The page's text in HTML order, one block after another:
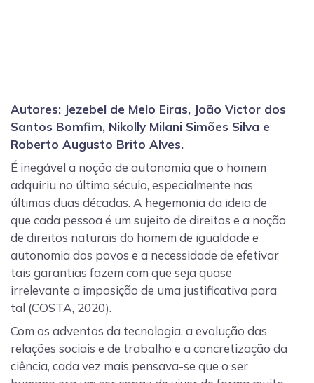
Autores: Jezebel de Melo Eiras, João Victor dos
Santos Bomfim, Nikolly Milani Simões Silva e
Roberto Augusto Brito Alves.
É inegável a noção de autonomia que o homem
adquiriu no último século, especialmente nas
últimas duas décadas. A hegemonia da ideia de
que cada pessoa é um sujeito de direitos e a noção
de direitos naturais do homem de igualdade e
autonomia dos povos e a necessidade de efetivar
tais garantias fazem com que seja quase
irrelevante a imposição de uma justificativa para
tal (COSTA, 2020).
Com os adventos da tecnologia, a evolução das
relações sociais e de trabalho e a concretização da
ciência, cada vez mais pensava-se que o ser